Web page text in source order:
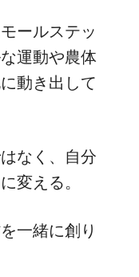
ールステッ
運動や農体
動き出して
なく、自分
変える。
一緒に創り